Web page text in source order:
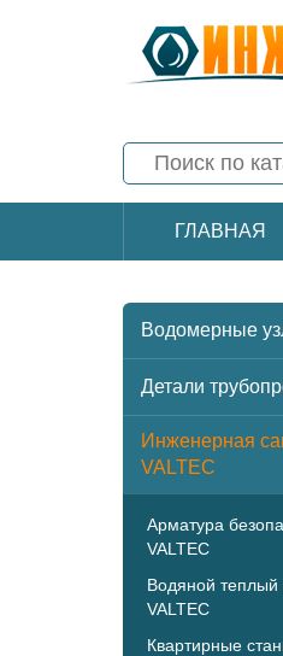
ГЛАВНАЯ
Водомерные
Детали
Инженерная
VALTEC
Арматура
VALTEC
Водяной теплый
VALTEC
Квартирные